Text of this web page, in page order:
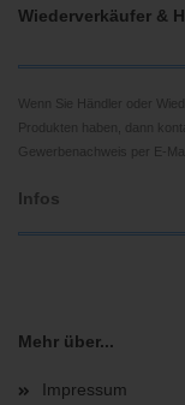
Wiederverkäufer &
Wenn Sie Händler oder
Produkten haben, dann
Gewerbenachweis per E-
Infos
Mehr über...
Impressum